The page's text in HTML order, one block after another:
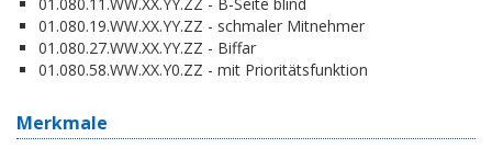
01.080.19.WW.XX.YY.ZZ - schmaler Mitnehmer
01.080.27.WW.XX.YY.ZZ - Biffar
01.080.58.WW.XX.Y0.ZZ - mit Prioritätsfunktion
Merkmale